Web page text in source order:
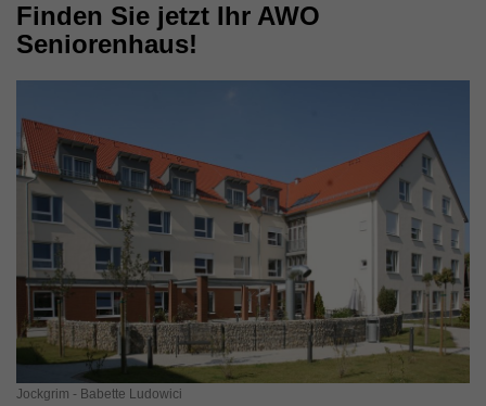
Finden Sie jetzt Ihr AWO
Seniorenhaus!
Jockgrim - Babette Ludowici